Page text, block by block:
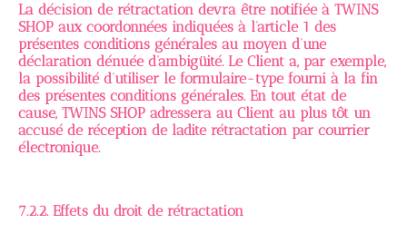
La décision de rétractation devra être notifiée à TWINS
SHOP aux coordonnées indiquées à l’article 1 des
présentes conditions générales au moyen d’une
déclaration dénuée d’ambigüité. Le Client a, par exemple,
la possibilité d’utiliser le formulaire-type fourni à la fin
des présentes conditions générales. En tout état de
cause, TWINS SHOP adressera au Client au plus tôt un
accusé de réception de ladite rétractation par courrier
électronique.
7.2.2. Effets du droit de rétractation